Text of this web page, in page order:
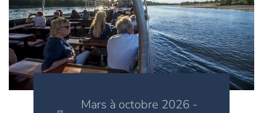
Mars à octobre 2026 -